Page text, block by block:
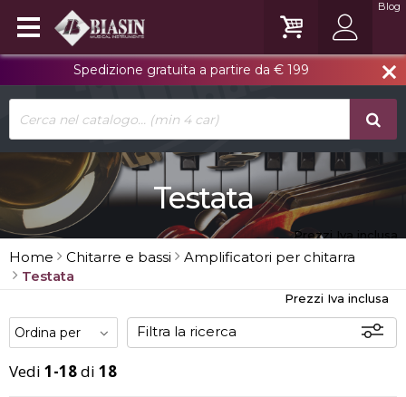
close
Spedizione gratuita a partire da € 199
Blog
Testata
Prezzi Iva inclusa
Home Chitarre e bassi
Amplificatori per chitarra
Testata
Prezzi Iva inclusa
Filtra la ricerca
Vedi 1-18di 18